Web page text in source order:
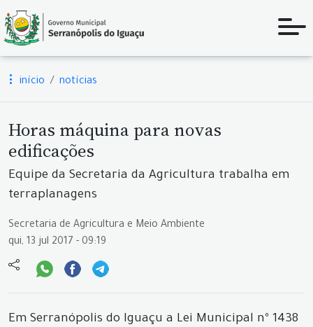
início notícias
Horas máquina para novas
edificações
Equipe da Secretaria da Agricultura trabalha em
terraplanagens
Secretaria de Agricultura e Meio Ambiente
qui, 13 jul 2017 - 09:19
Em Serranópolis do Iguaçu a Lei Municipal nº 1438